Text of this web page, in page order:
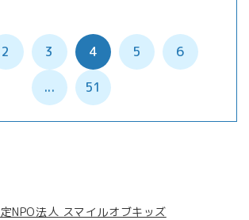
2 3 4 5 6
... 51